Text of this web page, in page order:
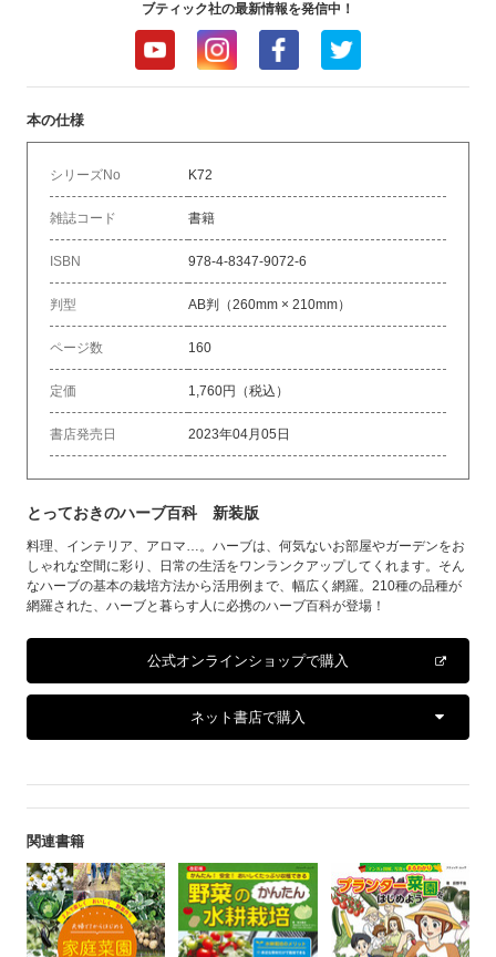
ブティック社の最新情報を発信中！
本の仕様
シリーズNo K72
雑誌コード 書籍
ISBN 978-4-8347-9072-6
判型 AB判（260mm × 210mm）
ページ数 160
定価 1,760円（税込）
書店発売日 2023年04月05日
とっておきのハーブ百科 新装版
料理、インテリア、アロマ…。ハーブは、何気ないお部屋やガーデンをお
しゃれな空間に彩り、日常の生活をワンランクアップしてくれます。そん
なハーブの基本の栽培方法から活用例まで、幅広く網羅。210種の品種が
網羅された、ハーブと暮らす人に必携のハーブ百科が登場！
公式オンラインショップで購入
ネット書店で購入
関連書籍